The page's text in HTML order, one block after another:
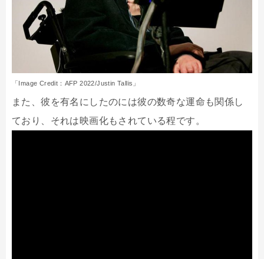
「Image Credit：AFP 2022/Justin Tallis」
また、彼を有名にしたのには彼の数奇な運命も関係し
ており、それは映画化もされている程です。